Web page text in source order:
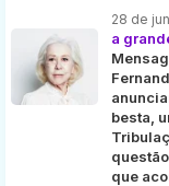
28 de
a
besta,
que